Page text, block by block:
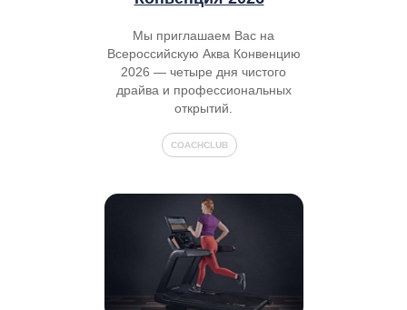
Мы приглашаем Вас на
Всероссийскую Аква Конвенцию
2026 — четыре дня чистого
драйва и профессиональных
открытий.
COACHCLUB